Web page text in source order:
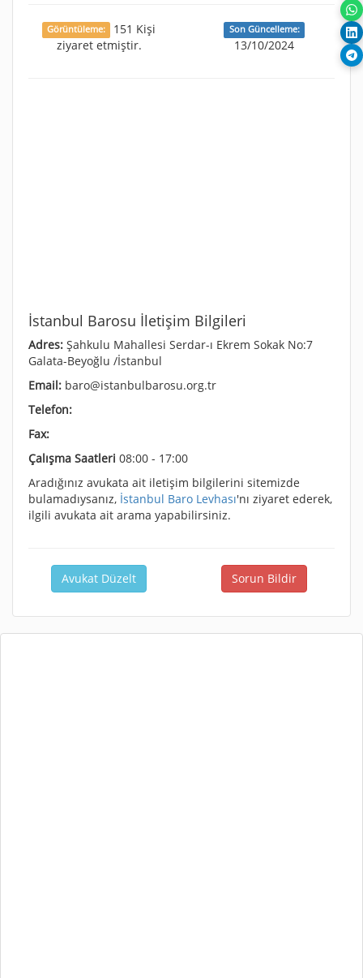
Görüntüleme:
151 Kişi
ziyaret etmiştir.
Son Güncelleme:
13/10/2024
İstanbul Barosu İletişim Bilgileri
Adres: Şahkulu Mahallesi Serdar-ı Ekrem Sokak No:7
Galata-Beyoğlu /İstanbul
Email: baro@istanbulbarosu.org.tr
Telefon:
Fax:
Çalışma Saatleri 08:00 - 17:00
Aradığınız avukata ait iletişim bilgilerini sitemizde
bulamadıysanız, İstanbul Baro Levhası'nı ziyaret ederek,
ilgili avukata ait arama yapabilirsiniz.
Avukat Düzelt Sorun Bildir